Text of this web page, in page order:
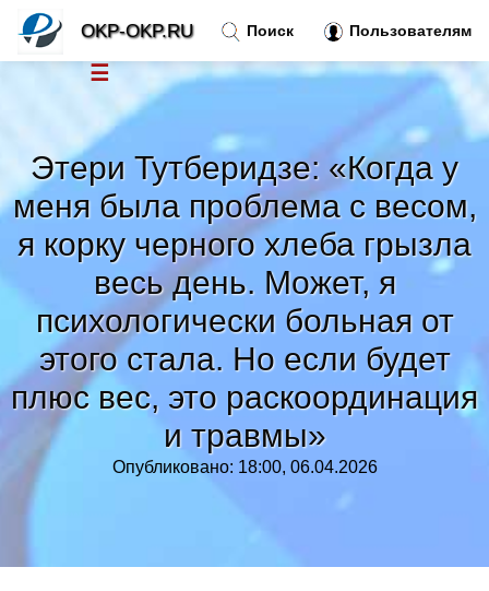
Этери Тутберидзе: «Когда у
меня была проблема с весом,
я корку черного хлеба грызла
весь день. Может, я
психологически больная от
этого стала. Но если будет
плюс вес, это раскоординация
и травмы»
Опубликовано: 18:00, 06.04.2026
Поиск Пользователям
OKP-OKP.RU
☰
Тренды новостей»
Рубрики»
Контакт